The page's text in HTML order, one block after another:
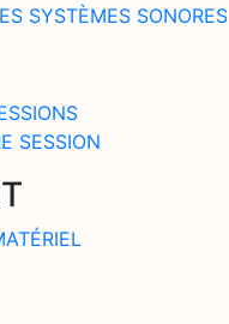
SYSTÈMES SONORES
SESSION